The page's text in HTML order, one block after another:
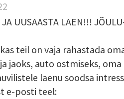
UUSAASTA LAEN!!!
teil on vaja rahastada
jaoks, auto ostmiseks,
laenu soodsa
e-posti teel: